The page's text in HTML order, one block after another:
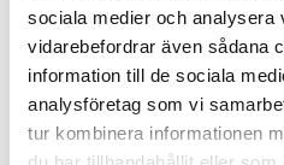
sociala medier och analysera
vidarebefordrar även sådana
information till de sociala
analysföretag som vi
tur kombinera informationen
Här bor du i en omtyckt
utbud av faciliteter såsom
garage och parkering,
fotbollsplan och boulebana –
boendemiljö.
FAKTA OM BOSTADEN
VISA INNEHÅLL